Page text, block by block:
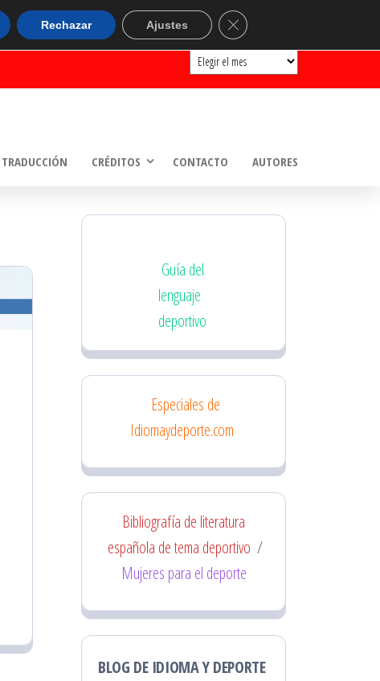
ARCHIVOS
Archivos
TRADUCCIÓN CRÉDITOS CONTACTO AUTORES
Guía del
lenguaje
deportivo
Especiales de
Idiomaydeporte.com
Bibliografía de literatura
española de tema deportivo /
Mujeres para el deporte
BLOG DE IDIOMA Y DEPORTE
Rechazar Ajustes Cerrar el banner de cookies